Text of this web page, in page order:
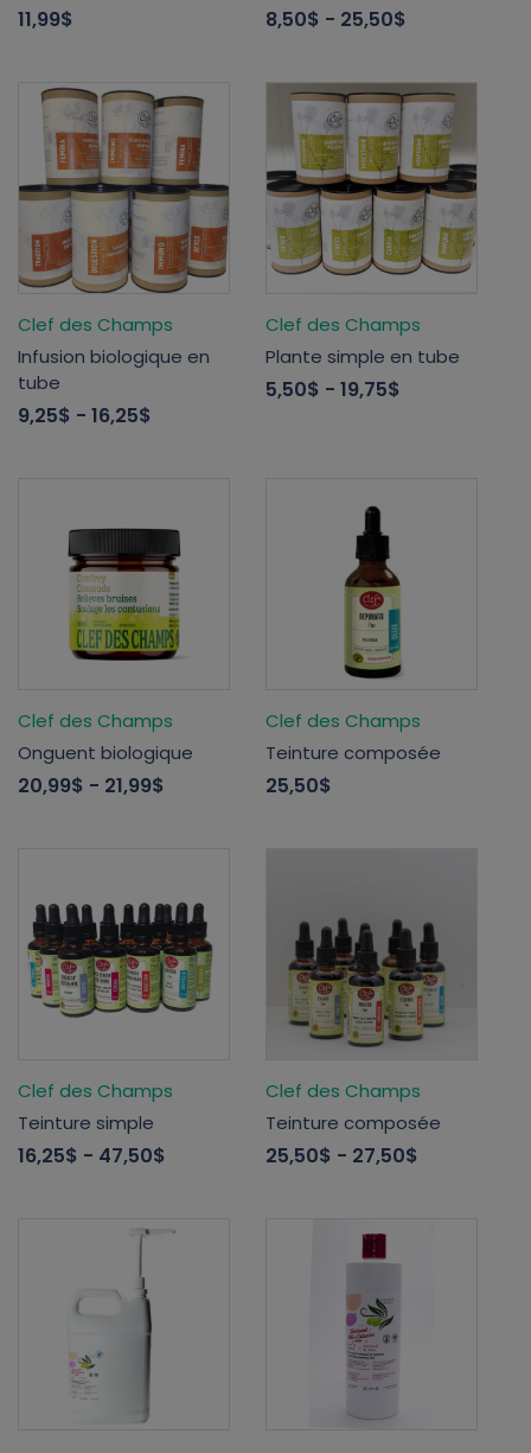
11,99$ 8,50$ - 25,50$
Clef des Champs
Infusion biologique en
tube
9,25$ - 16,25$
Clef des Champs
Plante simple en tube
5,50$ - 19,75$
Clef des Champs
Onguent biologique
20,99$ - 21,99$
Clef des Champs
Teinture composée
25,50$
Clef des Champs
Teinture simple
16,25$ - 47,50$
Clef des Champs
Teinture composée
25,50$ - 27,50$